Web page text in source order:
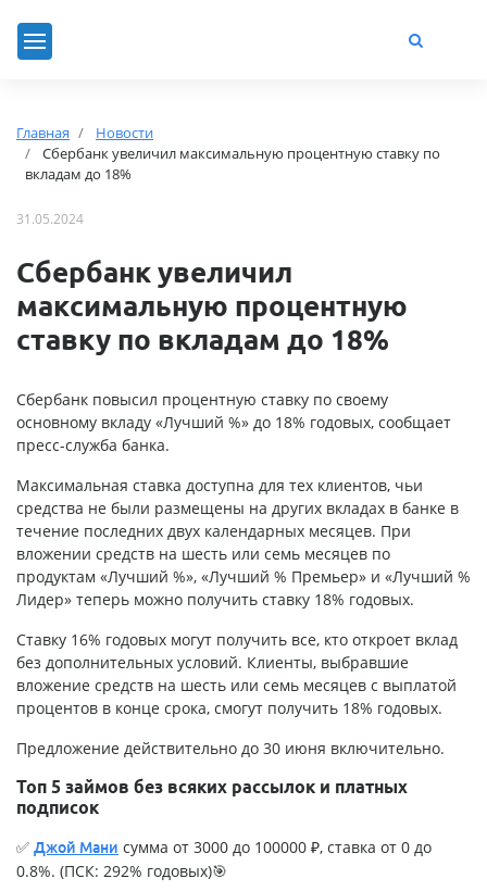
Главная
Новости
Сбербанк увеличил максимальную процентную ставку по
вкладам до 18%
31.05.2024
Сбербанк увеличил
максимальную процентную
ставку по вкладам до 18%
Сбербанк повысил процентную ставку по своему
основному вкладу «Лучший %» до 18% годовых, сообщает
пресс-служба банка.
Максимальная ставка доступна для тех клиентов, чьи
средства не были размещены на других вкладах в банке в
течение последних двух календарных месяцев. При
вложении средств на шесть или семь месяцев по
продуктам «Лучший %», «Лучший % Премьер» и «Лучший %
Лидер» теперь можно получить ставку 18% годовых.
Ставку 16% годовых могут получить все, кто откроет вклад
без дополнительных условий. Клиенты, выбравшие
вложение средств на шесть или семь месяцев с выплатой
процентов в конце срока, смогут получить 18% годовых.
Предложение действительно до 30 июня включительно.
Топ 5 займов без всяких рассылок и платных
подписок
✅ Джой Мани сумма от 3000 до 100000 ₽, ставка от 0 до
0.8%. (ПСК: 292% годовых)🎯